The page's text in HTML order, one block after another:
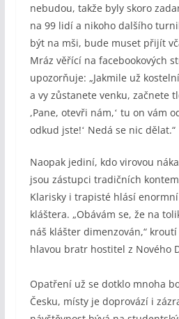
nebudou, takže byly skoro
na 99 lidí a nikoho dalšího
být na mši, bude muset přijít
Mráz věřící na facebookových
upozorňuje: „Jakmile už
a vy zůstanete venku, začnete
,Pane, otevři nám,ʻ tu on vám
odkud jste!ʻ Nedá se nic dělat.“
Naopak jediní, kdo virovou
jsou zástupci tradičních
Klarisky i trapisté hlásí
kláštera. „Obávám se, že na
náš klášter dimenzován,“
hlavou bratr hostitel z Nového
Opatření už se dotklo mnoha
Česku, místy je doprovází i